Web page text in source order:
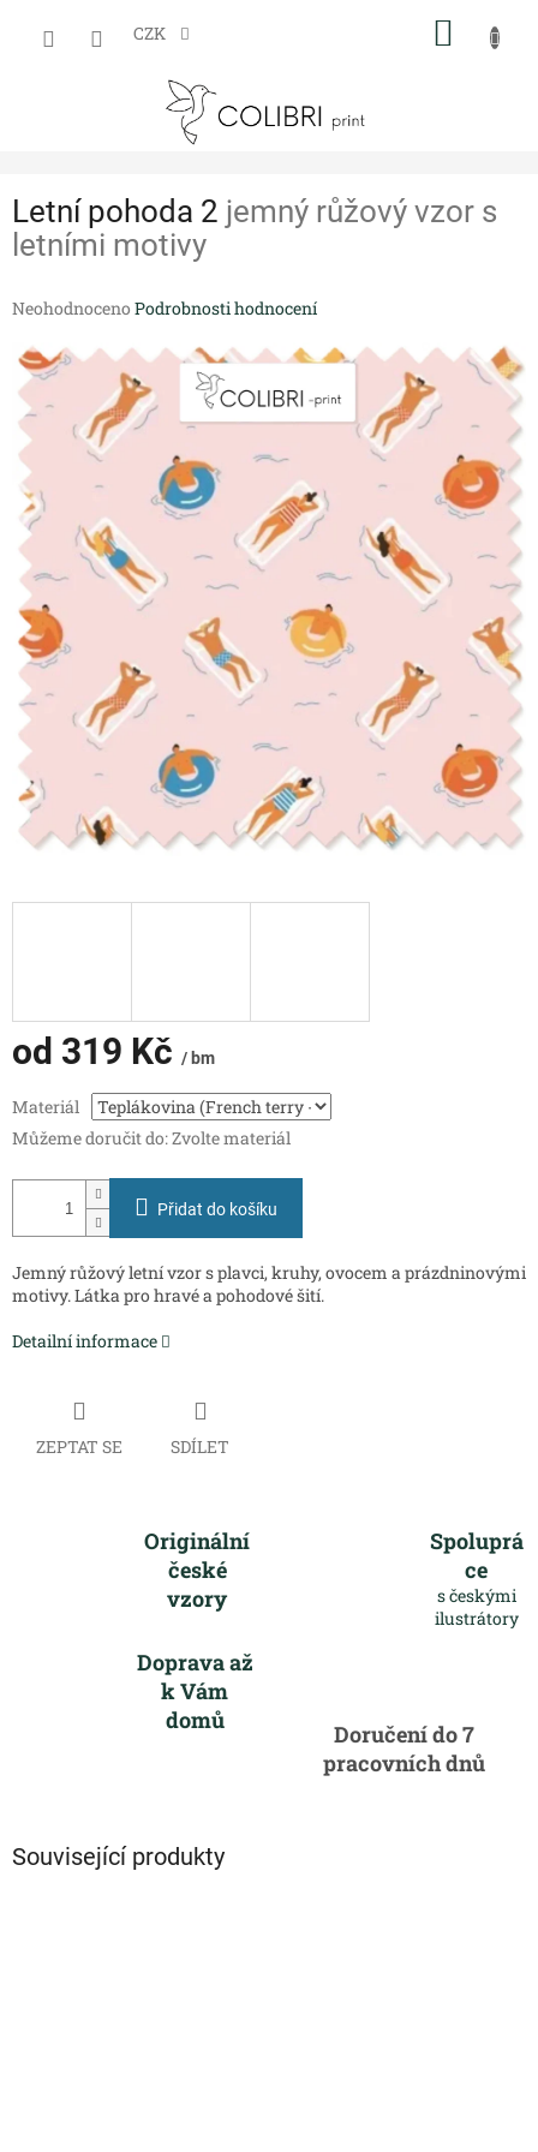
CZK
Letní pohoda 2 jemný růžový vzor s
letními motivy
Průměrné
produktu
je
0,0
z
hvězdiček.
Neohodnoceno Podrobnosti hodnocení
od 319 Kč / bm
cena:
Materiál
Můžeme doručit do:Zvolte materiál
Přidat do košíku
Jemný růžový letní vzor s plavci, kruhy, ovocem a prázdninovými
motivy. Látka pro hravé a pohodové šití.
Detailní informace
ZEPTAT SE SDÍLET
Originální
české
vzory
Spoluprá
ce
s českými
ilustrátory
Doprava až
k Vám
domů
Doručení do 7
pracovních dnů
Související produkty